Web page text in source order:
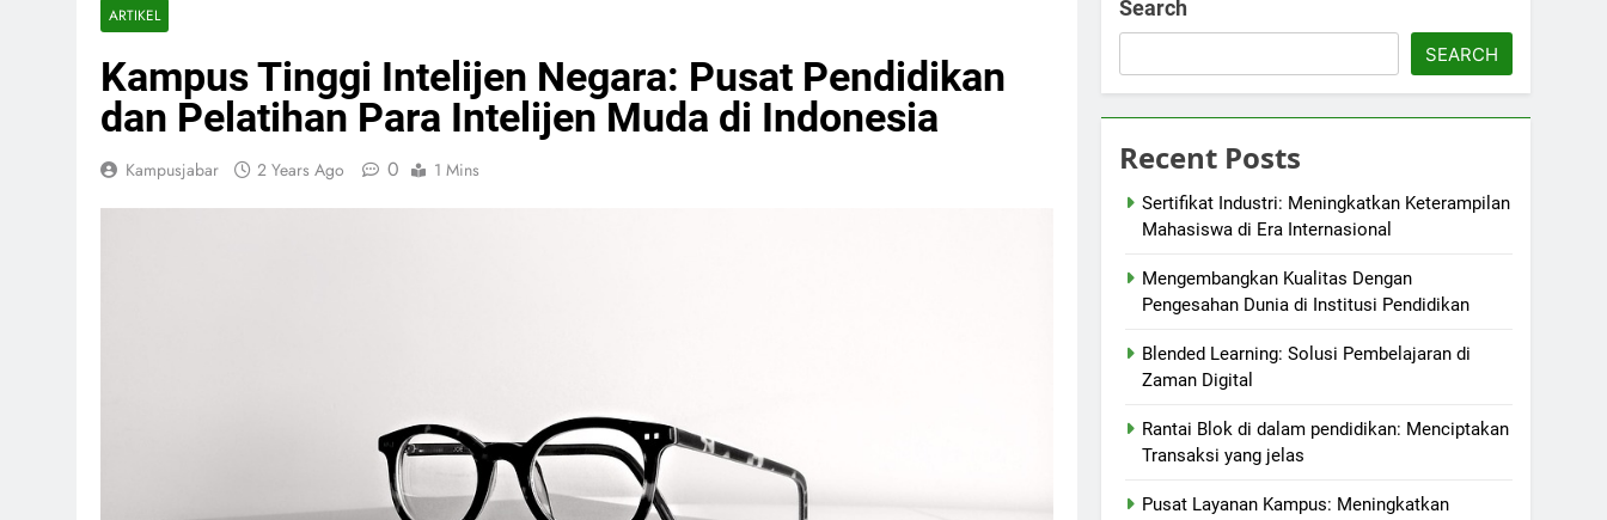
ARTIKEL
Kampus Tinggi Intelijen Negara: Pusat Pendidikan
dan Pelatihan Para Intelijen Muda di Indonesia
Kampusjabar 2 Years Ago 0 1 Mins
Search
SEARCH
Recent Posts
Sertifikat Industri: Meningkatkan Keterampilan
Mahasiswa di Era Internasional
Mengembangkan Kualitas Dengan
Pengesahan Dunia di Institusi Pendidikan
Blended Learning: Solusi Pembelajaran di
Zaman Digital
Rantai Blok di dalam pendidikan: Menciptakan
Transaksi yang jelas
Pusat Layanan Kampus: Meningkatkan